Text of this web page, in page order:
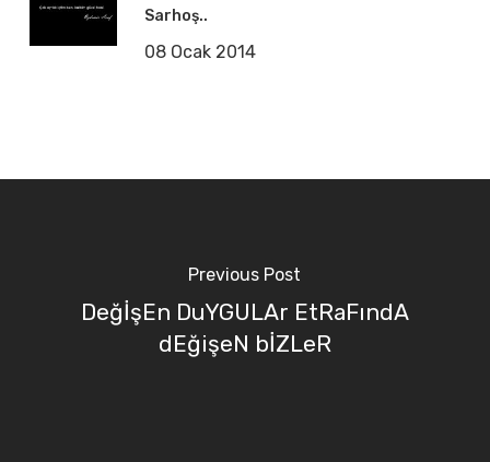
Sarhoş..
08 Ocak 2014
Previous Post
DeğİşEn DuYGULAr EtRaFındA
dEğişeN bİZLeR